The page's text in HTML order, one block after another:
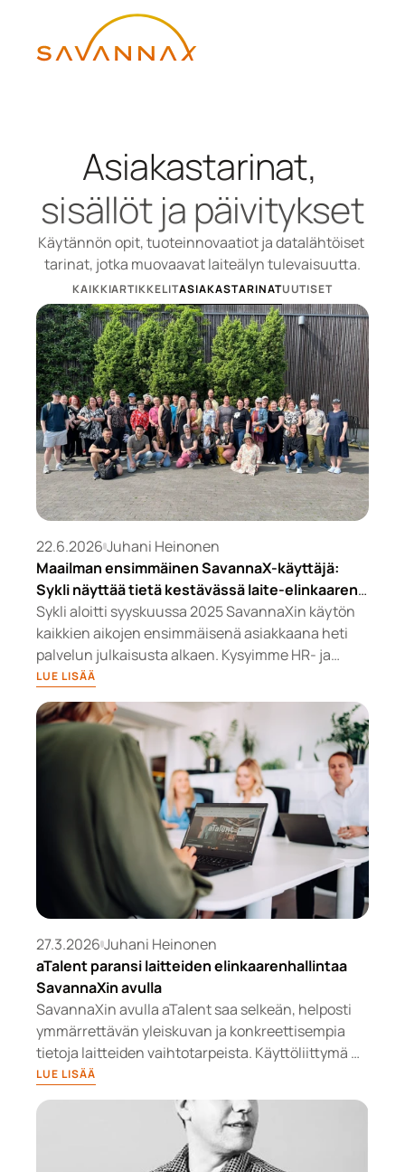
Asiakastarinat,
sisällöt ja päivitykset
Käytännön opit, tuoteinnovaatiot ja datalähtöiset
tarinat, jotka muovaavat laiteälyn tulevaisuutta.
KAIKKIARTIKKELITASIAKASTARINATUUTISET
22.6.2026 Juhani Heinonen
Maailman ensimmäinen SavannaX-käyttäjä:
Sykli näyttää tietä kestävässä laite-elinkaaren
hallinnassa
Sykli aloitti syyskuussa 2025 SavannaXin käytön
kaikkien aikojen ensimmäisenä asiakkaana heti
palvelun julkaisusta alkaen. Kysyimme HR- ja
talouspäällikkö Miia Stålhammarilta ja IT- ja
järjestelmätuesta vastaavalta Aada Heilimolta
palvelun hyödyistä 8 kuukauden käytön jälkeen.
LUE LISÄÄ
27.3.2026 Juhani Heinonen
aTalent paransi laitteiden elinkaarenhallintaa
SavannaXin avulla
SavannaXin avulla aTalent saa selkeän, helposti
ymmärrettävän yleiskuvan ja konkreettisempia
tietoja laitteiden vaihtotarpeista. Käyttöliittymä on
selkeä ja helppokäyttöinen, jopa vähemmän
teknisille käyttäjille, mikä laskee palvelun käytön
esteitä ja tekee ratkaisusta aidosti hyödyllisen
arkipäivän päätöksenteossa. Talousjohtajan
näkökulmasta yksi tärkeä etu on parantunut
LUE LISÄÄ